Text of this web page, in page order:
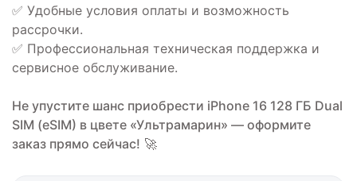
✅ Удобные условия оплаты и возможность
рассрочки.
✅ Профессиональная техническая поддержка и
сервисное обслуживание.
Не упустите шанс приобрести iPhone 16 128 ГБ Dual
SIM (eSIM) в цвете «Ультрамарин» — оформите
заказ прямо сейчас! 🚀